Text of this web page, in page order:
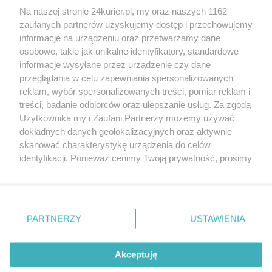
(O)krojenie Teatru Letniego
To będzie zjazd młodych gwiazd
POGODA
14℃
Zobacz prognozę na 3 dni
Copyright © 2022 Kurier Szczeciński sp. z o.o.
Wszelkie prawa zastrzeżone
Nota wydawnicza
Nota prawna
Polityka prywatności
Reklama
Na naszej stronie 24kurier.pl, my oraz naszych 1162
zaufanych partnerów uzyskujemy dostęp i przechowujemy
informacje na urządzeniu oraz przetwarzamy dane
osobowe, takie jak unikalne identyfikatory, standardowe
informacje wysyłane przez urządzenie czy dane
przeglądania w celu zapewniania spersonalizowanych
reklam, wybór spersonalizowanych treści, pomiar reklam i
treści, badanie odbiorców oraz ulepszanie usług. Za zgodą
Użytkownika my i Zaufani Partnerzy możemy używać
dokładnych danych geolokalizacyjnych oraz aktywnie
skanować charakterystykę urządzenia do celów
identyfikacji. Ponieważ cenimy Twoją prywatność, prosimy
prywatności znajdujący się w lewym dolnym rogu strony
. Niektóre rodzaje przetwarzania danych nie wymagają
takiemu przetwarzaniu. Preferencje będą miały
zastosowania tylko na tej witrynie.
PARTNERZY USTAWIENIA
Akceptuję